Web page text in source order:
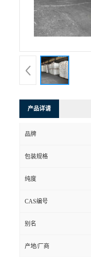
产品详请
品牌
包装规格
纯度
CAS编号
别名
产地/厂商